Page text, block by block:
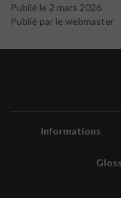
Publié le 2 mars 2026
Publié par le webmaster
Informations